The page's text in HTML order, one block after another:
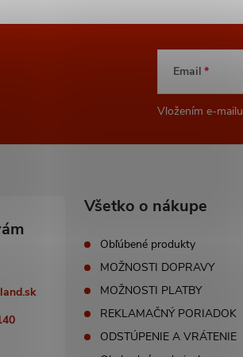
Email
Vložením e-
Všetko o nákupe
Obľúbené produkty
MOŽNOSTI DOPRAVY
MOŽNOSTI PLATBY
REKLAMAČNÝ PORIADOK
ODSTÚPENIE A VRÁTENIE